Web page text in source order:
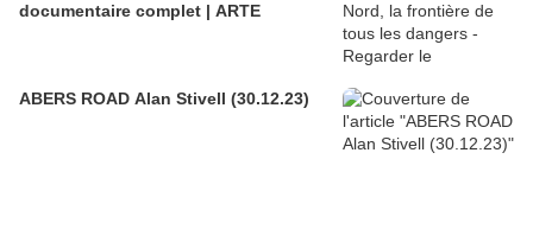
documentaire complet | ARTE
ABERS ROAD Alan Stivell (30.12.23)